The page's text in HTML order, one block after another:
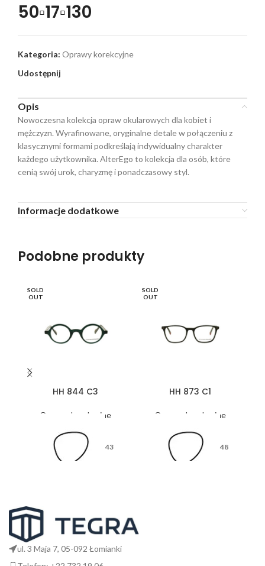
50▫17▫130
Kategoria: Oprawy korekcyjne
Udostępnij
Opis
Nowoczesna kolekcja opraw okularowych dla kobiet i
mężczyzn. Wyrafinowane, oryginalne detale w połączeniu z
klasycznymi formami podkreślają indywidualny charakter
każdego użytkownika. AlterEgo to kolekcja dla osób, które
cenią swój urok, charyzmę i ponadczasowy styl.
Informacje dodatkowe
Podobne produkty
SOLD
OUT
HH 844 C3
Oprawy korekcyjne
43
26
SOLD
OUT
HH 873 C1
Oprawy korekcyjne
48
ul. 3 Maja 7, 05-092 Łomianki